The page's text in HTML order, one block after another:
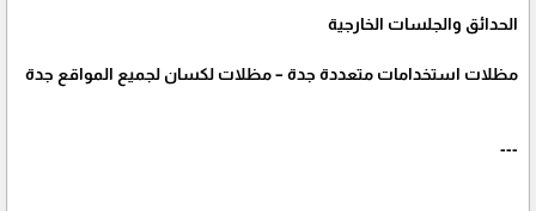
الحدائق والجلسات الخارجية
مظلات استخدامات متعددة جدة – مظلات لكسان لجميع المواقع جدة
---